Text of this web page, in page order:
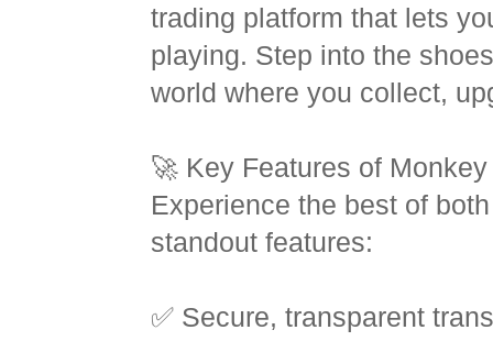
trading platform that lets
playing. Step into the
world where you collect,
🚀 Key Features of
Experience the best of
standout features:
✅ Secure, transparent